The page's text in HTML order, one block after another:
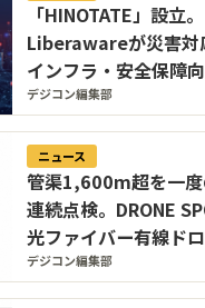
「HINOTATE」設立。
Liberawareが災害対
インフラ・安全保障
ルユース国産無人機
8月設立
デジコン編集部
ニュース
管渠1,600m超を一
連続点検。DRONE
光ファイバー有線ド
「Rangle X」を下水
京で初公開
デジコン編集部